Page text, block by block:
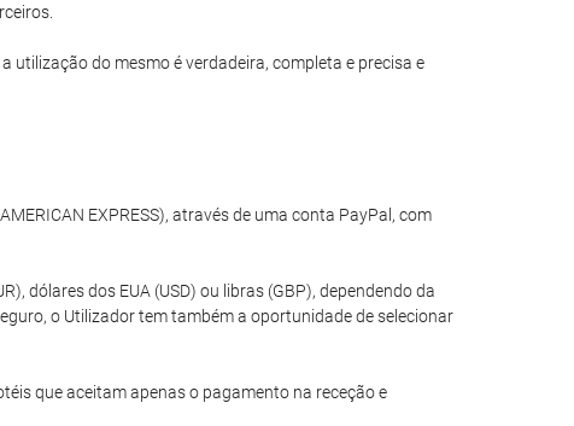
do mesmo é verdadeira, completa e precisa e
EXPRESS), através de uma conta PayPal, com
dólares dos EUA (USD) ou libras (GBP), dependendo da
o Utilizador tem também a oportunidade de selecionar
que aceitam apenas o pagamento na receção e